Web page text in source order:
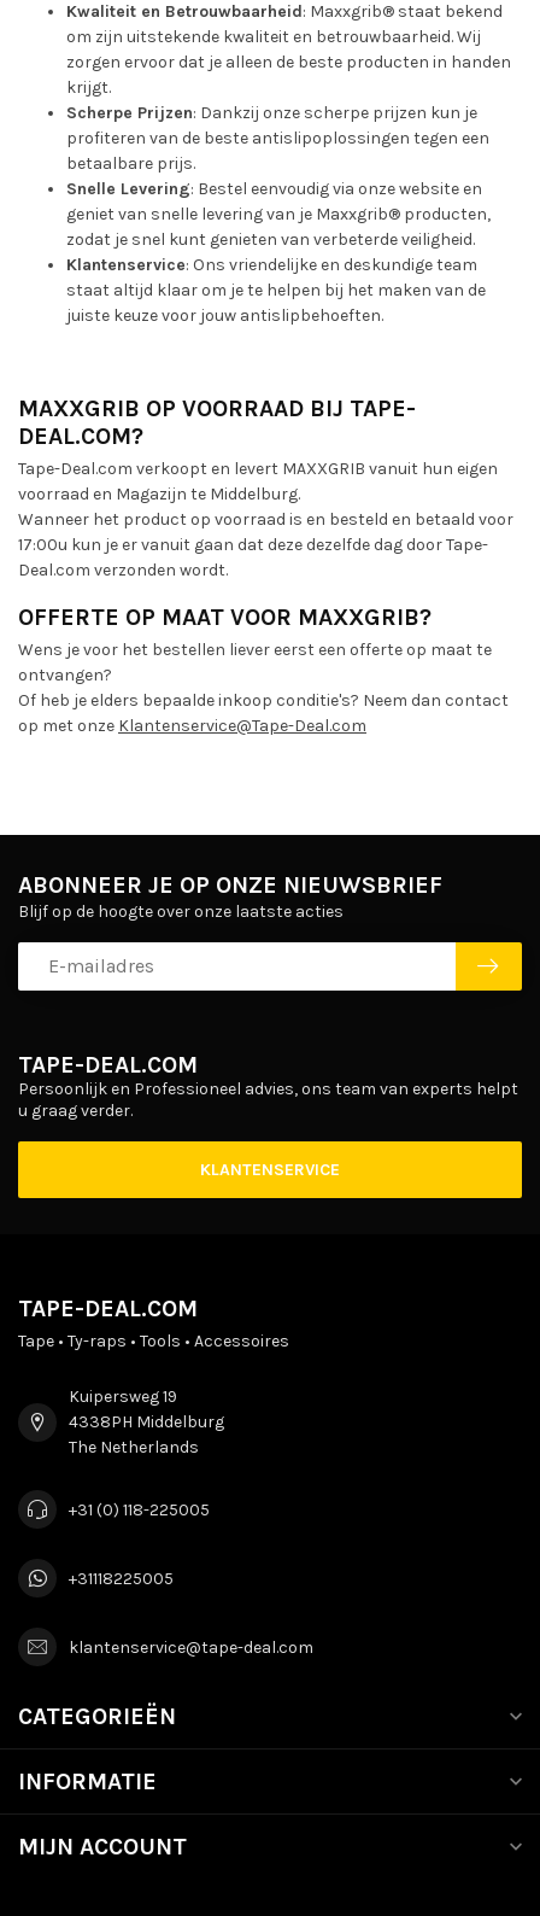
Kwaliteit en Betrouwbaarheid: Maxxgrib® staat bekend
om zijn uitstekende kwaliteit en betrouwbaarheid. Wij
zorgen ervoor dat je alleen de beste producten in handen
krijgt.
Scherpe Prijzen: Dankzij onze scherpe prijzen kun je
profiteren van de beste antislipoplossingen tegen een
betaalbare prijs.
Snelle Levering: Bestel eenvoudig via onze website en
geniet van snelle levering van je Maxxgrib® producten,
zodat je snel kunt genieten van verbeterde veiligheid.
Klantenservice: Ons vriendelijke en deskundige team
staat altijd klaar om je te helpen bij het maken van de
juiste keuze voor jouw antislipbehoeften.
MAXXGRIB OP VOORRAAD BIJ TAPE-
DEAL.COM?
Tape-Deal.com verkoopt en levert MAXXGRIB vanuit hun eigen
voorraad en Magazijn te Middelburg.
Wanneer het product op voorraad is en besteld en betaald voor
17:00u kun je er vanuit gaan dat deze dezelfde dag door Tape-
Deal.com verzonden wordt.
OFFERTE OP MAAT VOOR MAXXGRIB?
Wens je voor het bestellen liever eerst een offerte op maat te
ontvangen?
Of heb je elders bepaalde inkoop conditie's? Neem dan contact
op met onze Klantenservice@Tape-Deal.com
TAPE-DEAL.COM
Persoonlijk en Professioneel advies, ons team van experts helpt
u graag verder.
KLANTENSERVICE
ABONNEER JE OP ONZE NIEUWSBRIEF
Blijf op de hoogte over onze laatste acties
TAPE-DEAL.COM
Tape • Ty-raps • Tools • Accessoires
Kuipersweg 19
4338PH Middelburg
The Netherlands
+31 (0) 118-225005
+31118225005
klantenservice@tape-deal.com
CATEGORIEËN
INFORMATIE
MIJN ACCOUNT